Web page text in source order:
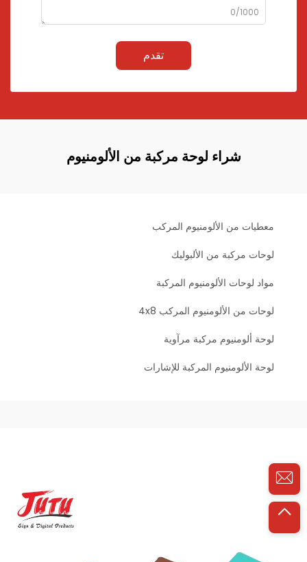
0/1000
تقدم
شراء لوحة مركبة من الألومنيوم
معطيات من الألومنيوم المركب
لوحات مركبة من الألبوليك
مواد لوحات الألومنيوم المركبة
لوحات من الألومنيوم المركب 4x8
لوحة ألومنيوم مركبة مرآوية
لوحة الألومنيوم المركبة للإشارات